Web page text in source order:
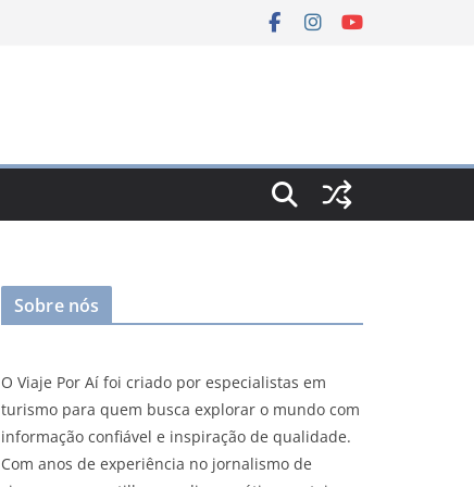
Sobre nós
O Viaje Por Aí foi criado por especialistas em
turismo para quem busca explorar o mundo com
informação confiável e inspiração de qualidade.
Com anos de experiência no jornalismo de